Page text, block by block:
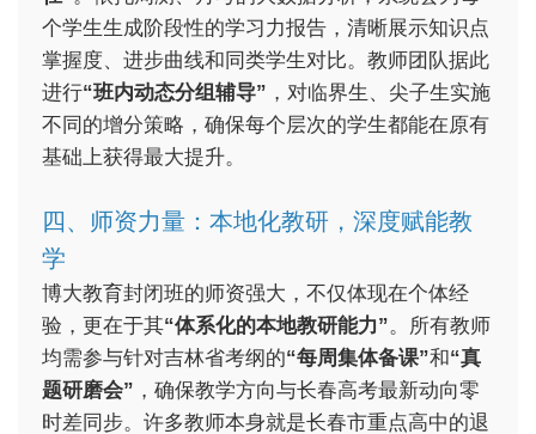
个学生生成阶段性的学习力报告，清晰展示知识点
掌握度、进步曲线和同类学生对比。教师团队据此
进行“班内动态分组辅导” ，对临界生、尖子生实施
不同的增分策略，确保每个层次的学生都能在原有
基础上获得最大提升。
四、师资力量：本地化教研，深度赋能教
学
博大教育封闭班的师资强大，不仅体现在个体经
验，更在于其“体系化的本地教研能力”。所有教师
均需参与针对吉林省考纲的“每周集体备课”和“真
题研磨会” ，确保教学方向与长春高考最新动向零
时差同步。许多教师本身就是长春市重点高中的退